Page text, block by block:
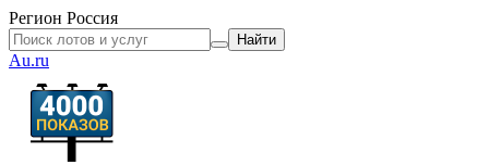
Регион Россия
Найти
Au.ru